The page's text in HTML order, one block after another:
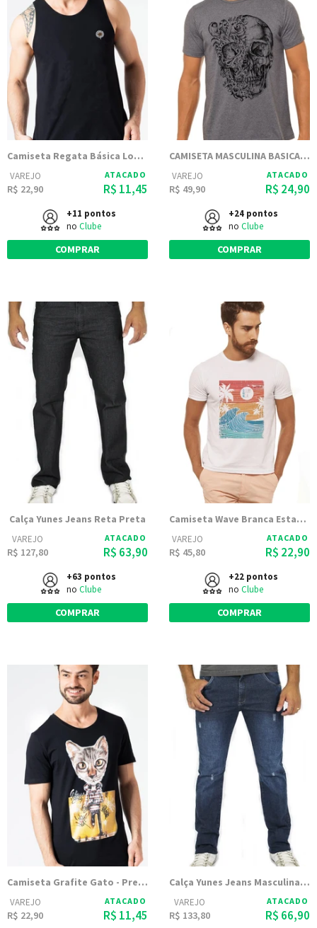
Camiseta Regata Básica Logo KSA - Preta
VAREJO
R$ 22,90
ATACADO
R$ 11,45
+11 pontos
no Clube
COMPRAR
CAMISETA MASCULINA BASICA ESTAMPADA JAY JAY - DUAS CARAS
VAREJO
R$ 49,90
ATACADO
R$ 24,90
+24 pontos
no Clube
COMPRAR
Calça Yunes Jeans Reta Preta
VAREJO
R$ 127,80
ATACADO
R$ 63,90
+63 pontos
no Clube
COMPRAR
Camiseta Wave Branca Estampada
VAREJO
R$ 45,80
ATACADO
R$ 22,90
+22 pontos
no Clube
COMPRAR
Camiseta Grafite Gato - Preta
VAREJO
R$ 22,90
ATACADO
R$ 11,45
Calça Yunes Jeans Masculina Tucson
VAREJO
R$ 133,80
ATACADO
R$ 66,90